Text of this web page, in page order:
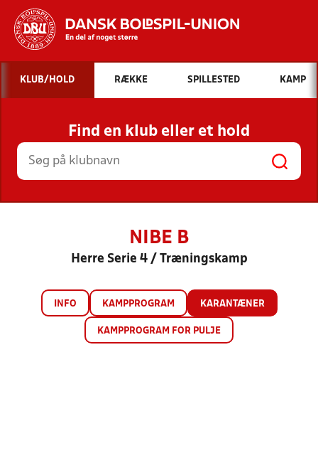
Hvad vil du søge efter?
INDHOLD OG NYHEDER
STILLINGER, RESULTATER, KLUBBER OG
HOLD
KLUB/HOLD RÆKKE SPILLESTED KAMP
Find en klub eller et hold
NIBE B
Herre Serie 4 / Træningskamp
INFO KAMPPROGRAM KARANTÆNER
KAMPPROGRAM FOR PULJE